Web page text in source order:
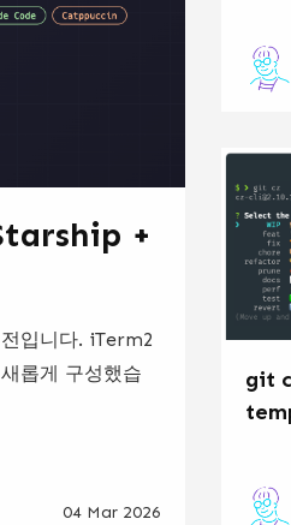
+
입니다. iTerm2
롭게 구성했습
04 Mar 2026
git